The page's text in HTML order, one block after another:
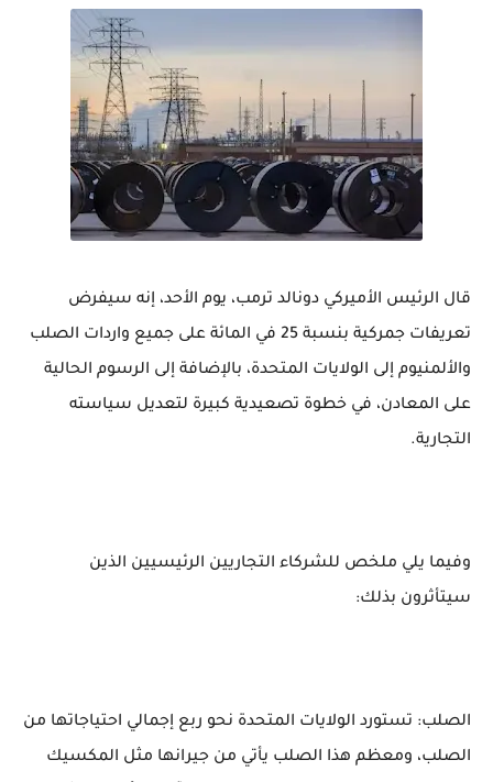
قال الرئيس الأميركي دونالد ترمب، يوم الأحد، إنه سيفرض
تعريفات جمركية بنسبة 25 في المائة على جميع واردات الصلب
والألمنيوم إلى الولايات المتحدة، بالإضافة إلى الرسوم الحالية
على المعادن، في خطوة تصعيدية كبيرة لتعديل سياسته
التجارية.
وفيما يلي ملخص للشركاء التجاريين الرئيسيين الذين
سيتأثرون بذلك:
الصلب: تستورد الولايات المتحدة نحو ربع إجمالي احتياجاتها من
الصلب، ومعظم هذا الصلب يأتي من جيرانها مثل المكسيك